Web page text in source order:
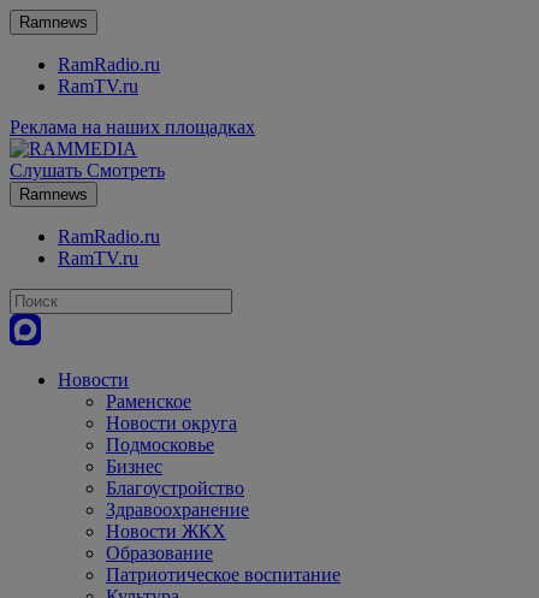
Ramnews
RamRadio.ru
RamTV.ru
Реклама на наших площадках
Слушать Смотреть
Ramnews
RamRadio.ru
RamTV.ru
Новости
Раменское
Новости округа
Подмосковье
Бизнес
Благоустройство
Здравоохранение
Новости ЖКХ
Образование
Патриотическое воспитание